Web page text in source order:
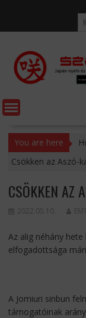
content
You are here
Csökken az Aszó-
CSÖKKEN AZ
2022.05.10.
Az alig néhány
elfogadottsága
A Jomiuri sinbun
támogatóinak